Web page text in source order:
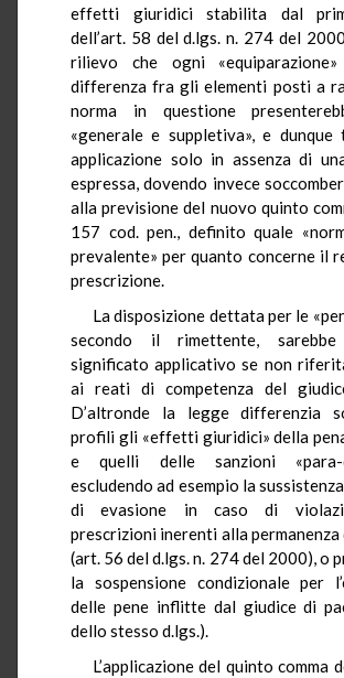
effetti giuridici stabilita dal
dell’art. 58 del d.lgs. n. 274 del
rilievo che ogni
differenza fra gli elementi posti a
norma in questione
«generale e suppletiva», e dunque
applicazione solo in assenza di
espressa, dovendo invece
alla previsione del nuovo quinto
157 cod. pen., definito quale
prevalente» per quanto concerne il
prescrizione.
La disposizione dettata per le
secondo il rimettente,
significato applicativo se non
ai reati di competenza del
D’altronde la legge differenzia
profili gli «effetti giuridici» della
e quelli delle sanzioni «para-
escludendo ad esempio la
di evasione in caso di
prescrizioni inerenti alla
(art. 56 del d.lgs. n. 274 del 2000), o
la sospensione condizionale per
delle pene inflitte dal giudice di
dello stesso d.lgs.).
L’applicazione del quinto comma